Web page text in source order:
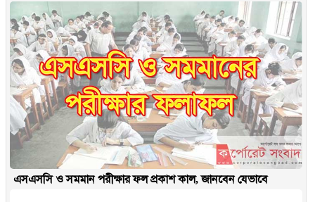
এসএসসি ও সমমান পরীক্ষার ফল প্রকাশ কাল, জানবেন যেভাবে